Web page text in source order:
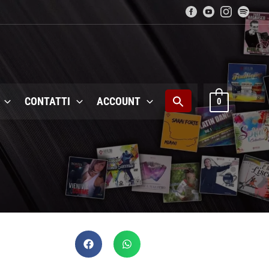
CONTATTI ACCOUNT 0